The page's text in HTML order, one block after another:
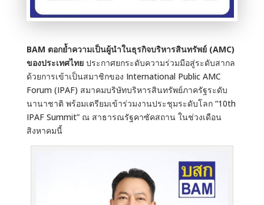
BAM ตอกย้ำความเป็นผู้นำในธุรกิจบริหารสินทรัพย์ (AMC)
ของประเทศไทยประกาศยกระดับความร่วมมือสู่ระดับสากล
ด้วยการเข้าเป็นสมาชิกของ International Public AMC
Forum (IPAF) สมาคมบริษัทบริหารสินทรัพย์ภาครัฐระดับ
นานาชาติ พร้อมเตรียมเข้าร่วมงานประชุมระดับโลก “10th
IPAF Summit” ณ สาธารณรัฐคาซัคสถาน ในช่วงเดือน
สิงหาคมนี้